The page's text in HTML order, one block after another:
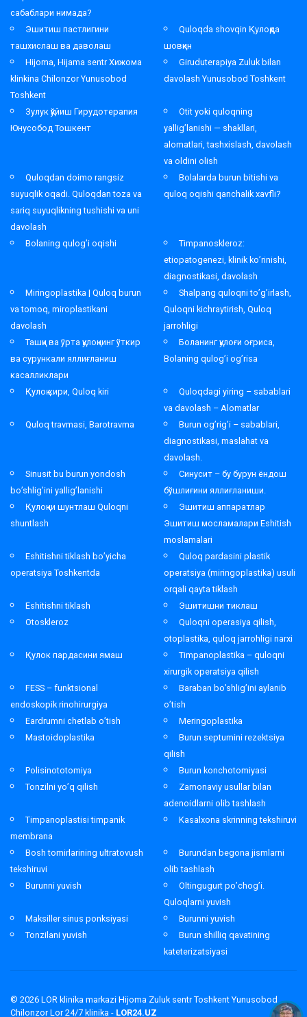
сабаблари нимада?
Эшитиш пастлигини
ташхислаш ва даволаш
Quloqda shovqin Қулоқда
шовқин
Hijoma, Hijama sentr Хижома
klinkina Chilonzor Yunusobod
Toshkent
Giruduterapiya Zuluk bilan
davolash Yunusobod Toshkent
Зулук қўйиш Гирудотерапия
Юнусобод Тошкент
Otit yoki quloqning
yallig’lanishi — shakllari,
alomatlari, tashxislash, davolash
va oldini olish
Quloqdan doimo rangsiz
suyuqlik oqadi. Quloqdan toza va
sariq suyuqlikning tushishi va uni
davolash
Bolalarda burun bitishi va
quloq oqishi qanchalik xavfli?
Bolaning qulog’i oqishi
Timpanoskleroz:
etiopatogenezi, klinik ko’rinishi,
diagnostikasi, davolash
Miringoplastika | Quloq burun
va tomoq, miroplastikani
davolash
Shalpang quloqni to’g’irlash,
Quloqni kichraytirish, Quloq
jarrohligi
Ташқи ва ўрта қулоқнинг ўткир
ва сурункали яллиғланиш
касалликлари
Боланинг қулоғи оғриса,
Bolaning qulog’i og’risa
Қулоқ кири, Quloq kiri
Quloqdagi yiring – sabablari
va davolash – Alomatlar
Quloq travmasi, Barotravma
Burun og’rig’i – sabablari,
diagnostikasi, maslahat va
davolash.
Sinusit bu burun yondosh
bo’shlig’ini yallig’lanishi
Синусит – бу бурун ёндош
бўшлиғини яллиғланиши.
Қулоқни шунтлаш Quloqni
shuntlash
Эшитиш аппаратлар
Эшитиш мосламалари Eshitish
moslamalari
Eshitishni tiklash bo’yicha
operatsiya Toshkentda
Quloq pardasini plastik
operatsiya (miringoplastika) usuli
orqali qayta tiklash
Eshitishni tiklash
Эшитишни тиклаш
Otoskleroz
Quloqni operasiya qilish,
otoplastika, quloq jarrohligi narxi
Қулок пардасини ямаш
Timpanoplastika – quloqni
xirurgik operatsiya qilish
FESS – funktsional
endoskopik rinohirurgiya
Baraban bo’shlig’ini aylanib
o’tish
Eardrumni chetlab o’tish
Meringoplastika
Mastoidoplastika
Burun septumini rezektsiya
qilish
Polisinototomiya
Burun konchotomiyasi
Tonzilni yo’q qilish
Zamonaviy usullar bilan
adenoidlarni olib tashlash
Timpanoplastisi timpanik
membrana
Kasalxona skrinning tekshiruvi
Bosh tomirlarining ultratovush
tekshiruvi
Burundan begona jismlarni
olib tashlash
Burunni yuvish
Oltingugurt po’chog’i.
Quloqlarni yuvish
Maksiller sinus ponksiyasi
Burunni yuvish
Tonzilani yuvish
Burun shilliq qavatining
kateterizatsiyasi
© 2026 LOR klinika markazi Hijoma Zuluk sentr Toshkent Yunusobod
Chilonzor Lor 24/7 klinika - LOR24.UZ